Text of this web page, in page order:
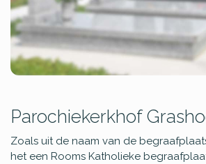
Parochiekerkhof
Zoals uit de naam van de
het een Rooms Katholieke